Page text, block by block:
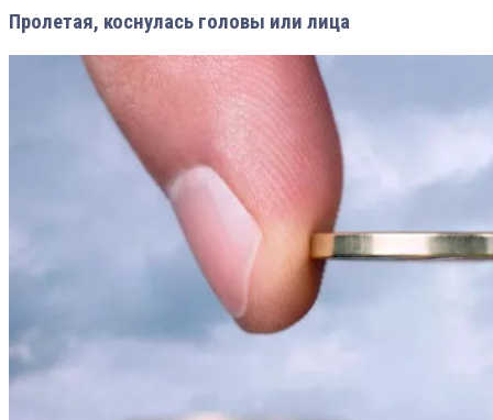
Пролетая, коснулась головы или лица